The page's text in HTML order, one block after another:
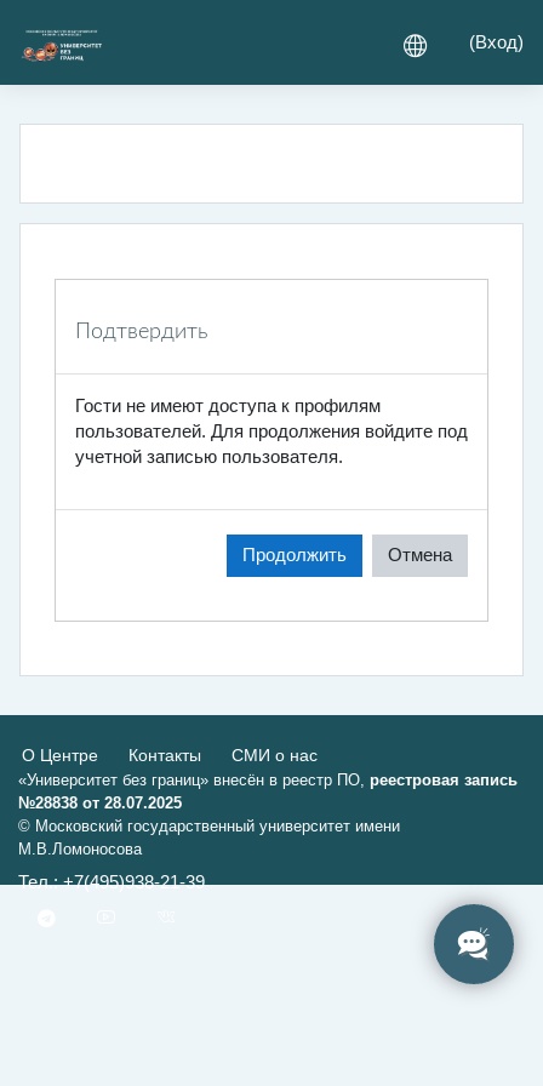
(Вход)
Подтвердить
Гости не имеют доступа к профилям
пользователей. Для продолжения войдите под
учетной записью пользователя.
Продолжить Отмена
О Центре Контакты СМИ о нас
«Университет без границ» внесён в реестр ПО, реестровая запись
№28838 от 28.07.2025
© Московский государственный университет имени
М.В.Ломоносова
Тел.: +7(495)938-21-39